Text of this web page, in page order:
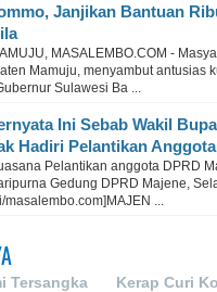
Janjikan Bantuan
MASALEMBO.COM -
Mamuju, menyambut antusias
Sulawesi Ba ...
Ini Sebab Wakil
Hadiri Pelantikan
Pelantikan anggota DPRD
Gedung DPRD Majene,
...
Tersangka
Kerap Curi